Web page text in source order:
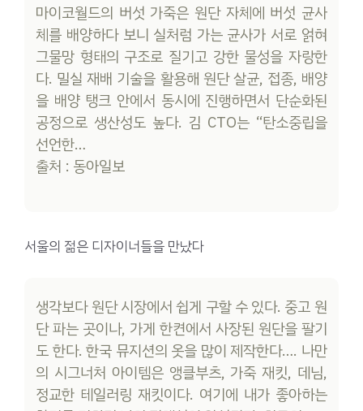
마이코월드의 버섯 가죽은 원단 자체에 버섯 균사
체를 배양하다 보니 실처럼 가는 균사가 서로 얽혀
그물망 형태의 구조로 질기고 강한 물성을 자랑한
다. 밀실 재배 기술을 활용해 원단 살균, 접종, 배양
을 배양 탱크 안에서 동시에 진행하면서 단순화된
공정으로 생산성도 높다. 김 CTO는 “탄소중립을
선언한…
출처 : 동아일보
서울의 젊은 디자이너들을 만났다
생각보다 원단 시장에서 쉽게 구할 수 있다. 중고 원
단 파는 곳이나, 가게 한켠에서 사장된 원단을 팔기
도 한다. 한국 뮤지션의 옷을 많이 제작한다…. 나만
의 시그너처 아이템은 앵클부츠, 가죽 재킷, 데님,
정교한 테일러링 재킷이다. 여기에 내가 좋아하는